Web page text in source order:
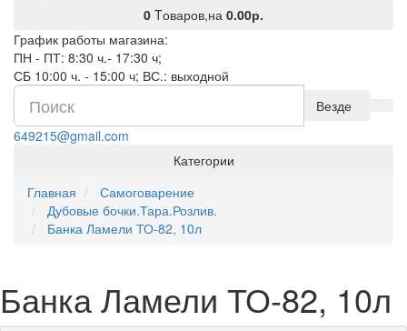
0 Tоваров,на 0.00р.
График работы магазина:
ПН - ПТ: 8:30 ч.- 17:30 ч;
СБ 10:00 ч. - 15:00 ч; ВС.: выходной
Везде
649215@gmail.com
Категории
Главная
Самоговарение
Дубовые бочки.Тара.Розлив.
Банка Ламели ТО-82, 10л
Банка Ламели ТО-82, 10л